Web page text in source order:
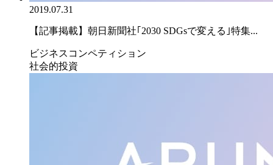
2019.07.31
【記事掲載】朝日新聞社｢2030 SDGsで変える｣特集...
ビジネスコンペティション
社会的投資